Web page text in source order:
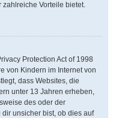
Vorteile bietet.
Protection Act of 1998
von Kindern im Internet von
dass Websites, die
unter 13 Jahren erheben,
des oder der
unsicher bist, ob dies auf